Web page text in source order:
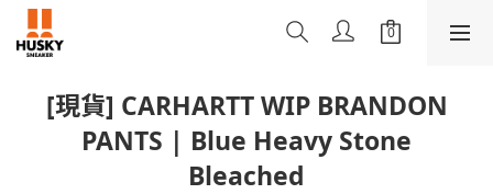
[現貨] CARHARTT WIP BRANDON
PANTS | Blue Heavy Stone
Bleached